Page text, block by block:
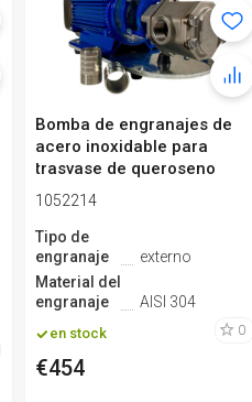
Bomba de engranajes de
acero inoxidable para
trasvase de queroseno
WCB-100/38...
1052214
Tipo de
engranaje
externo
Material del
engranaje
AISI 304
en stock 0
€454